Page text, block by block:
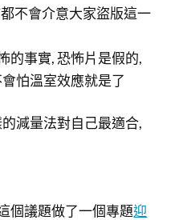
不會介意大家盜版這一
的事實, 恐怖片是假的,
怕溫室效應就是了
減量法對自己最適合,
個議題做了一個專題迎